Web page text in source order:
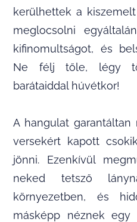
kerülhettek a
meglocsolni
kifinomultságot, és
Ne félj tőle, légy
barátaiddal húvétkor!
A hangulat
versekért kapott
jönni. Ezenkívül
neked tetsző
környezetben, és
másképp néznek egy